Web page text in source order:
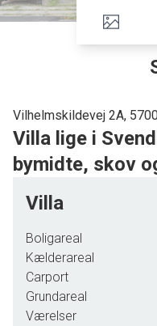
Vilhelmskildevej 2A,
Villa lige i
bymidte, skov
der byder på mange flotte originale
Villaens stueplan og tagetage
desuden en rigtig fin underetage,
Udendørs venter en hyggelig have,
Villa
Boligareal
Kælderareal
Carport
Grundareal
Værelser